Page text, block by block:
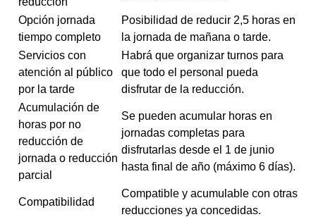
Opción jornada
tiempo completo
Posibilidad de reducir 2,5 horas en
la jornada de mañana o tarde.
Servicios con
atención al público
por la tarde
Habrá que organizar turnos para
que todo el personal pueda
disfrutar de la reducción.
Acumulación de
horas por no
reducción de
jornada o reducción
parcial
Se pueden acumular horas en
jornadas completas para
disfrutarlas desde el 1 de junio
hasta final de año (máximo 6 días).
Compatibilidad
Compatible y acumulable con otras
reducciones ya concedidas.